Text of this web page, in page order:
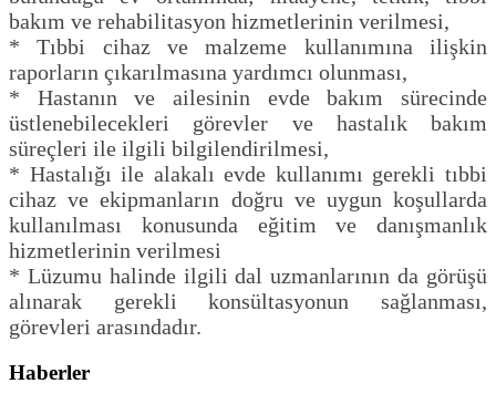
bakım ve rehabilitasyon hizmetlerinin verilmesi,
* Tıbbi cihaz ve malzeme kullanımına ilişkin
raporların çıkarılmasına yardımcı olunması,
* Hastanın ve ailesinin evde bakım sürecinde
üstlenebilecekleri görevler ve hastalık bakım
süreçleri ile ilgili bilgilendirilmesi,
* Hastalığı ile alakalı evde kullanımı gerekli tıbbi
cihaz ve ekipmanların doğru ve uygun koşullarda
kullanılması konusunda eğitim ve danışmanlık
hizmetlerinin verilmesi
* Lüzumu halinde ilgili dal uzmanlarının da görüşü
alınarak gerekli konsültasyonun sağlanması,
görevleri arasındadır.
Haberler